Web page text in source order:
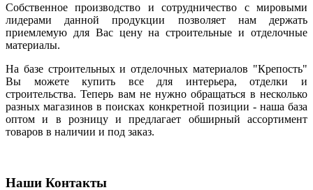
Собственное производство и сотрудничество с мировыми
лидерами данной продукции позволяет нам держать
приемлемую для Вас цену на строительные и отделочные
материалы.
На базе строительных и отделочных материалов "Крепость"
Вы можете купить все для интерьера, отделки и
строительства. Теперь вам не нужно обращаться в несколько
разных магазинов в поисках конкретной позиции - наша база
оптом и в розницу и предлагает обширный ассортимент
товаров в наличии и под заказ.
Наши Контакты